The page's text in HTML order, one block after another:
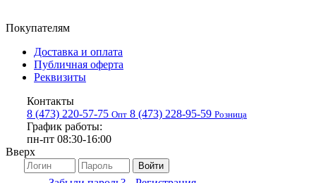
Покупателям
Доставка и оплата
Публичная оферта
Реквизиты
Контакты
8 (473) 220-57-75 Опт 8 (473) 228-95-59 Розница
График работы:
пн-пт 08:30-16:00
Вверх
Войти